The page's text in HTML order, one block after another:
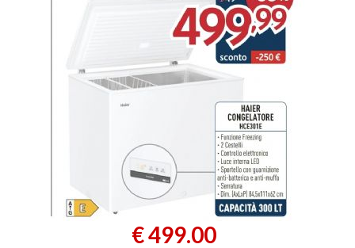
€ 499.00